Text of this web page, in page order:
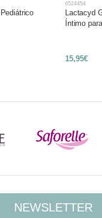
6524454
Lactacyd
Íntimo
15,95€
NEWSLETTER